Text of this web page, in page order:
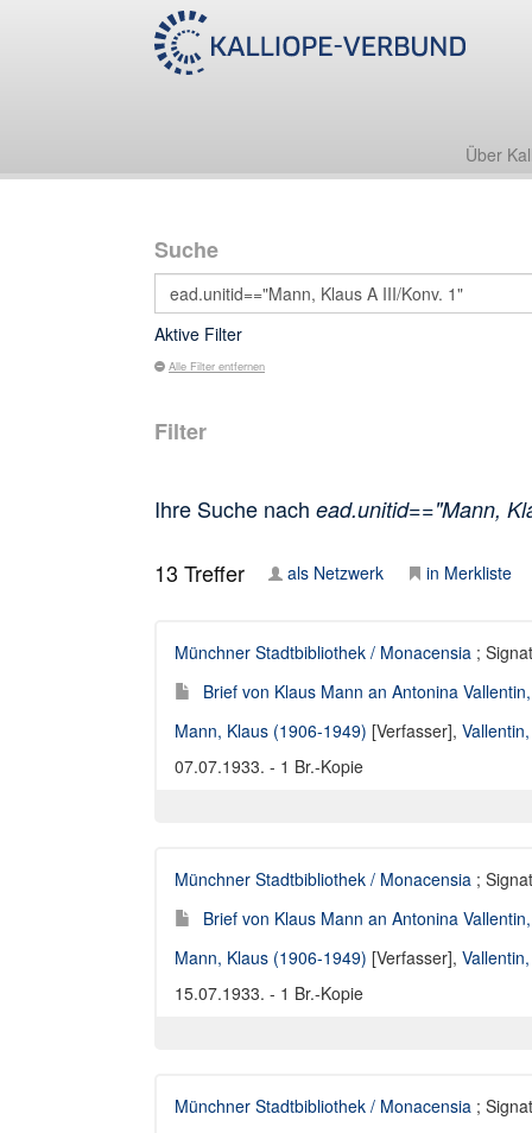
Über
Suche
Aktive Filter
Alle Filter entfernen
Filter
Ihre Suche nach ead.unitid=="Mann,
13 Treffer als Netzwerk in Merkliste
Münchner Stadtbibliothek / Monacensia ;
Brief von Klaus Mann an Antonina
Mann, Klaus (1906-1949) [Verfasser],
07.07.1933. - 1 Br.-Kopie
Münchner Stadtbibliothek / Monacensia ;
Brief von Klaus Mann an Antonina
Mann, Klaus (1906-1949) [Verfasser],
15.07.1933. - 1 Br.-Kopie
Münchner Stadtbibliothek / Monacensia ;